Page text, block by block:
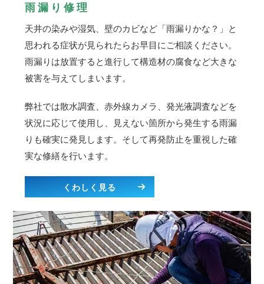
雨漏り修理
天井の染みや湿気、壁のカビなど「雨漏りかな？」と
思われる症状が見られたらお早目にご相談ください。
雨漏りは放置すると進行して構造材の腐食など大きな
被害を与えてしまいます。
弊社では散水調査、赤外線カメラ、発光液調査などを
状況に応じて使用し、見えない箇所から発生する雨漏
りも確実に発見します。そして再発防止を重視した確
実な修繕を行います。
くわしく見る